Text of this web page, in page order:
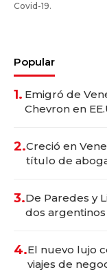
Covid-19.
Popular
1. Emigró de
Chevron en
2.Creció en
título de
3.De Paredes y
dos
4.El nuevo lujo
viajes de